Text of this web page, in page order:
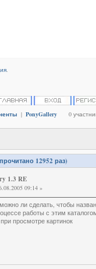
.
| PonyGallery
0
12952 раз)
1.3 RE
09:14 »
ли сделать, чтобы
работы с этим
просмотре картинок